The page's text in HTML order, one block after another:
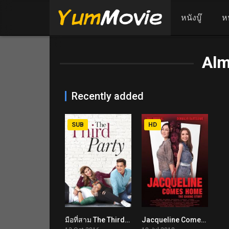
หนังบู๊ ห
Recently added
6.1
SUB
มือที่สาม The Third Party (2016) 5.5
HD
Jacqueline Comes Home: The Chiong Story (2018)